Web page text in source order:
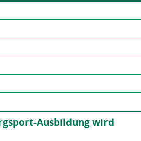
Ausbildung wird